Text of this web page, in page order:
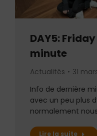
DAY5:
minute
Actualités
31
Info de dernière
avec un peu plus
normalement
Lire la suite